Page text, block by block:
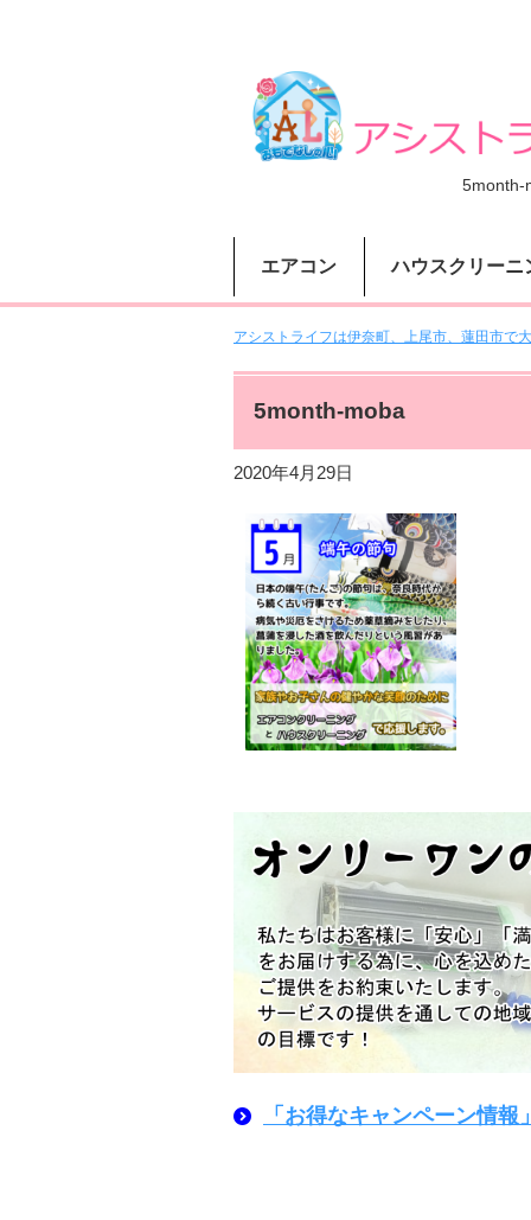
5month-
エアコン ハウスクリーニ
アシストライフは伊奈町、上尾市、蓮田市で
5month-moba
2020年4月29日
「お得なキャンペーン情